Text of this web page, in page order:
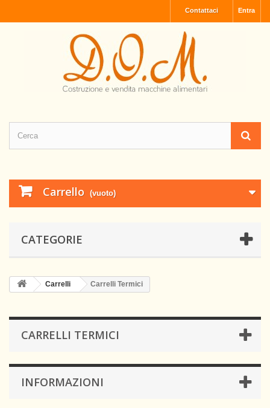
Entra
Contattaci
Carrello (vuoto)
CATEGORIE
Carrelli Carrelli Termici
CARRELLI TERMICI
INFORMAZIONI